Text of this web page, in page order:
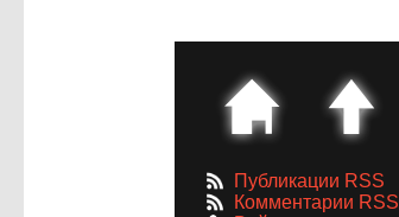
Публикации RSS
Комментарии RSS